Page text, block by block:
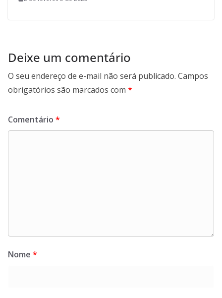
Deixe um comentário
O seu endereço de e-mail não será publicado. Campos
obrigatórios são marcados com *
Comentário *
Nome *